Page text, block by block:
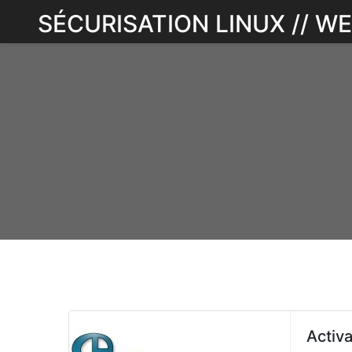
content
SÉCURISATION LINUX //